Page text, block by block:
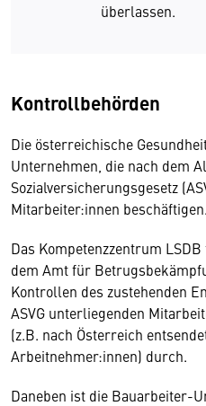
überlassen.
Kontrollbehörden
Die österreichische
Unternehmen, die nach dem
Sozialversicherungsgesetz
Mitarbeiter:innen beschäftigen.
Das Kompetenzzentrum
dem Amt für
Kontrollen des zustehenden
ASVG unterliegenden
(z.B. nach Österreich
Arbeitnehmer:innen) durch.
Daneben ist die Bauarbeiter-